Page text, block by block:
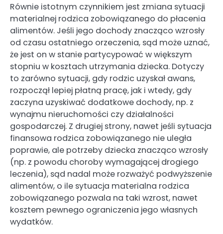
Równie istotnym czynnikiem jest zmiana sytuacji
materialnej rodzica zobowiązanego do płacenia
alimentów. Jeśli jego dochody znacząco wzrosły
od czasu ostatniego orzeczenia, sąd może uznać,
że jest on w stanie partycypować w większym
stopniu w kosztach utrzymania dziecka. Dotyczy
to zarówno sytuacji, gdy rodzic uzyskał awans,
rozpoczął lepiej płatną pracę, jak i wtedy, gdy
zaczyna uzyskiwać dodatkowe dochody, np. z
wynajmu nieruchomości czy działalności
gospodarczej. Z drugiej strony, nawet jeśli sytuacja
finansowa rodzica zobowiązanego nie uległa
poprawie, ale potrzeby dziecka znacząco wzrosły
(np. z powodu choroby wymagającej drogiego
leczenia), sąd nadal może rozważyć podwyższenie
alimentów, o ile sytuacja materialna rodzica
zobowiązanego pozwala na taki wzrost, nawet
kosztem pewnego ograniczenia jego własnych
wydatków.